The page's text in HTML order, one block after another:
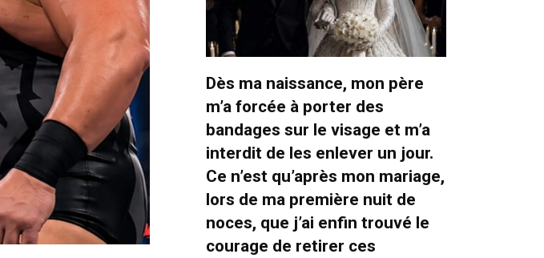
Dès ma naissance, mon père
m’a forcée à porter des
bandages sur le visage et m’a
interdit de les enlever un jour.
Ce n’est qu’après mon mariage,
lors de ma première nuit de
noces, que j’ai enfin trouvé le
courage de retirer ces